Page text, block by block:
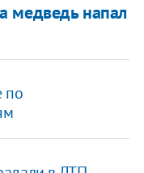
медведь напал
по